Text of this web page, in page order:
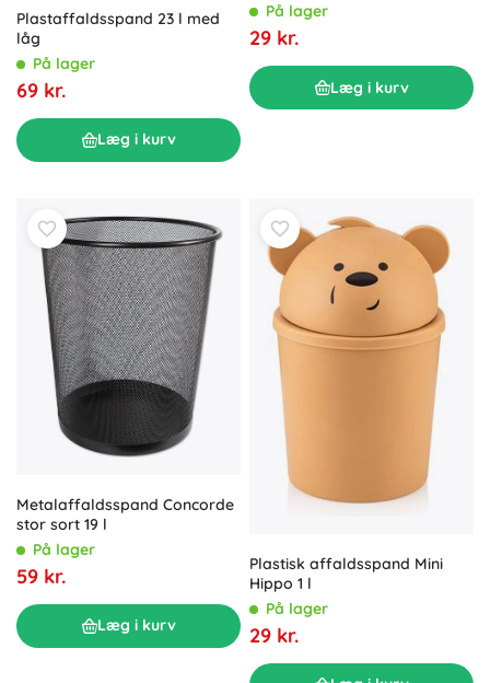
Plastaffaldsspand 23 l med
låg
På lager
69 kr.
Læg i kurv
På lager
29 kr.
Læg i kurv
Metalaffaldsspand Concorde
stor sort 19 l
På lager
59 kr.
Læg i kurv
Plastisk affaldsspand Mini
Hippo 1 l
På lager
29 kr.